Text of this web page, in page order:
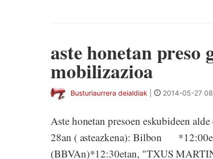
aste honetan preso
mobilizazioa
Busturiaurrera deialdiak 2014-05-27
Aste honetan presoen eskubideen
28an ( asteazkena): Bilbon
(BBVAn)*12:30etan, "TXUS